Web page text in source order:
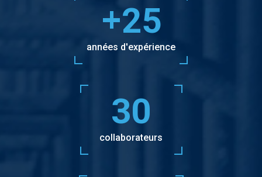
+25
années d'expérience
30
collaborateurs